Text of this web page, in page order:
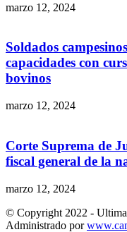
marzo 12, 2024
Soldados
capacidades con
bovinos
marzo 12, 2024
Corte Suprema de
fiscal general de la
marzo 12, 2024
© Copyright 2022 -
Administrado por